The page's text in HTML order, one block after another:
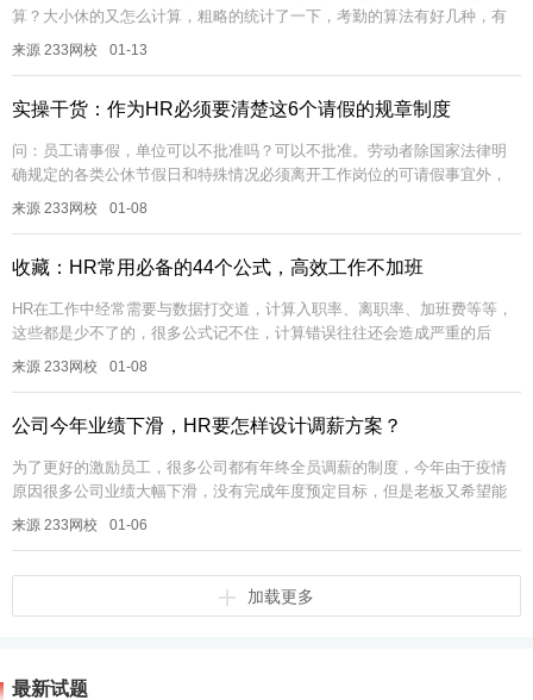
算？大小休的又怎么计算，粗略的统计了一下，考勤的算法有好几种，有
统一按照21.75天计算的，有按照实际出勤天数计算的，还有按照应出勤
来源 233网校 01-13
实操干货：作为HR必须要清楚这6个请假的规章制度
问：员工请事假，单位可以不批准吗？可以不批准。劳动者除国家法律明
确规定的各类公休节假日和特殊情况必须离开工作岗位的可请假事宜外，
用人单位对假期的批复享有主动权，对于事假可以根据具体情形作出是否
来源 233网校 01-08
收藏：HR常用必备的44个公式，高效工作不加班
HR在工作中经常需要与数据打交道，计算入职率、离职率、加班费等等，
这些都是少不了的，很多公式记不住，计算错误往往还会造成严重的后
果，下面整理了44个常用的公式，涵盖了各个板块，大家赶快收藏吧，需
来源 233网校 01-08
公司今年业绩下滑，HR要怎样设计调薪方案？
为了更好的激励员工，很多公司都有年终全员调薪的制度，今年由于疫情
原因很多公司业绩大幅下滑，没有完成年度预定目标，但是老板又希望能
够给到大家激励，在新的一年把去年落下的的业绩补回来。面对这种情
来源 233网校 01-06
加载更多
最新试题